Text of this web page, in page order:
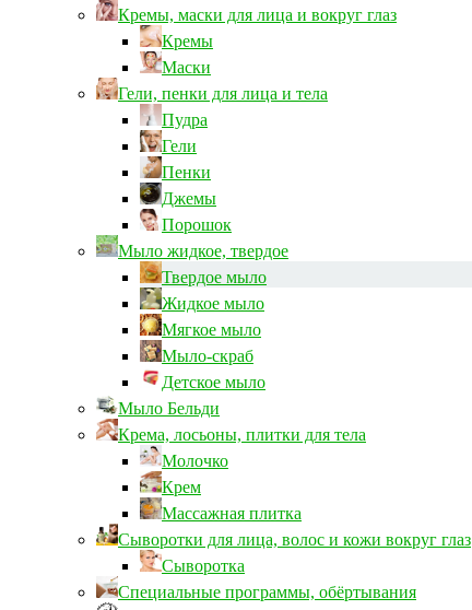
Кремы, маски для лица и вокруг глаз
Кремы
Маски
Гели, пенки для лица и тела
Пудра
Гели
Пенки
Джемы
Порошок
Мыло жидкое, твердое
Твердое мыло
Жидкое мыло
Мягкое мыло
Мыло-скраб
Детское мыло
Мыло Бельди
Крема, лосьоны, плитки для тела
Молочко
Крем
Массажная плитка
Сыворотки для лица, волос и кожи вокруг глаз
Сыворотка
Специальные программы, обёртывания